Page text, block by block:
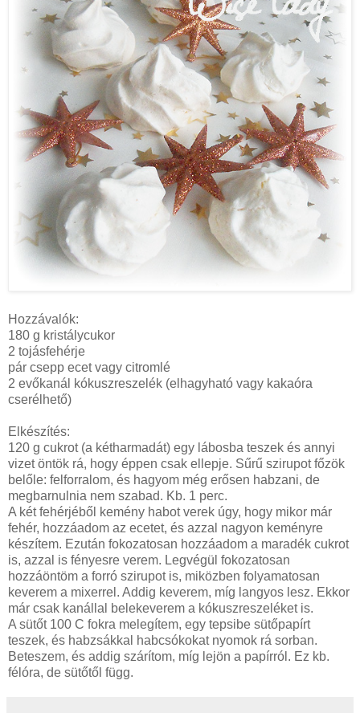
Hozzávalók:
180 g kristálycukor
2 tojásfehérje
pár csepp ecet vagy citromlé
2 evőkanál kókuszreszelék (elhagyható vagy kakaóra
cserélhető)
Elkészítés:
120 g cukrot (a kétharmadát) egy lábosba teszek és annyi
vizet öntök rá, hogy éppen csak ellepje. Sűrű szirupot főzök
belőle: felforralom, és hagyom még erősen habzani, de
megbarnulnia nem szabad. Kb. 1 perc.
A két fehérjéből kemény habot verek úgy, hogy mikor már
fehér, hozzáadom az ecetet, és azzal nagyon keményre
készítem. Ezután fokozatosan hozzáadom a maradék cukrot
is, azzal is fényesre verem. Legvégül fokozatosan
hozzáöntöm a forró szirupot is, miközben folyamatosan
keverem a mixerrel. Addig keverem, míg langyos lesz. Ekkor
már csak kanállal belekeverem a kókuszreszeléket is.
A sütőt 100 C fokra melegítem, egy tepsibe sütőpapírt
teszek, és habzsákkal habcsókokat nyomok rá sorban.
Beteszem, és addig szárítom, míg lejön a papírról. Ez kb.
félóra, de sütőtől függ.